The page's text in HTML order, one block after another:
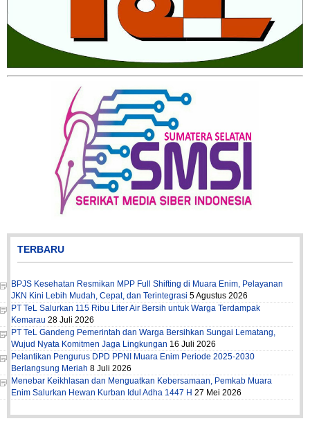
TERBARU
BPJS Kesehatan Resmikan MPP Full Shifting di Muara Enim, Pelayanan
JKN Kini Lebih Mudah, Cepat, dan Terintegrasi 5 Agustus 2026
PT TeL Salurkan 115 Ribu Liter Air Bersih untuk Warga Terdampak
Kemarau 28 Juli 2026
PT TeL Gandeng Pemerintah dan Warga Bersihkan Sungai Lematang,
Wujud Nyata Komitmen Jaga Lingkungan 16 Juli 2026
Pelantikan Pengurus DPD PPNI Muara Enim Periode 2025-2030
Berlangsung Meriah 8 Juli 2026
Menebar Keikhlasan dan Menguatkan Kebersamaan, Pemkab Muara
Enim Salurkan Hewan Kurban Idul Adha 1447 H 27 Mei 2026